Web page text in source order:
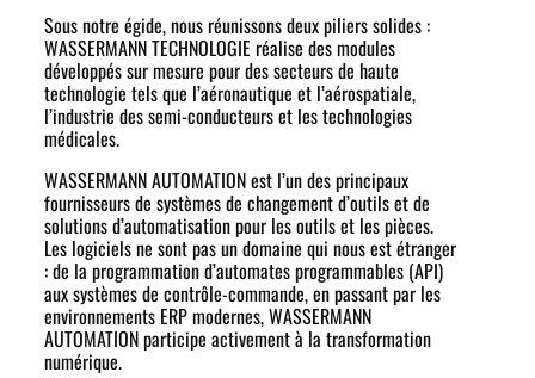
Sous notre égide, nous réunissons deux piliers solides :
WASSERMANN TECHNOLOGIE réalise des modules
développés sur mesure pour des secteurs de haute
technologie tels que l’aéronautique et l’aérospatiale,
l’industrie des semi-conducteurs et les technologies
médicales.
WASSERMANN AUTOMATION est l’un des principaux
fournisseurs de systèmes de changement d’outils et de
solutions d’automatisation pour les outils et les pièces.
Les logiciels ne sont pas un domaine qui nous est étranger
: de la programmation d’automates programmables (API)
aux systèmes de contrôle-commande, en passant par les
environnements ERP modernes, WASSERMANN
AUTOMATION participe activement à la transformation
numérique.